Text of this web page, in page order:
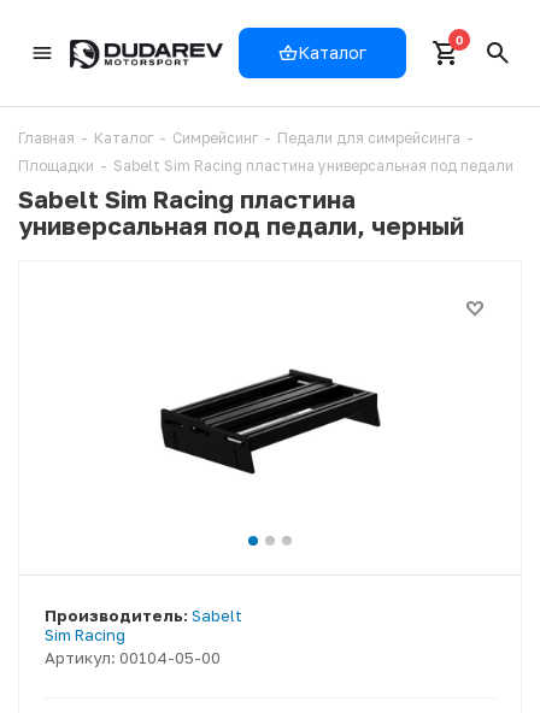
Каталог
0
Главная - Каталог - Симрейсинг - Педали для симрейсинга -
Площадки - Sabelt Sim Racing пластина универсальная под педали
Sabelt Sim Racing пластина
универсальная под педали, черный
Артикул: 00104-05-00
Производитель: Sabelt
Sim Racing